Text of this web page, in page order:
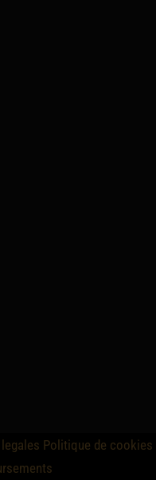
Politique de cookies